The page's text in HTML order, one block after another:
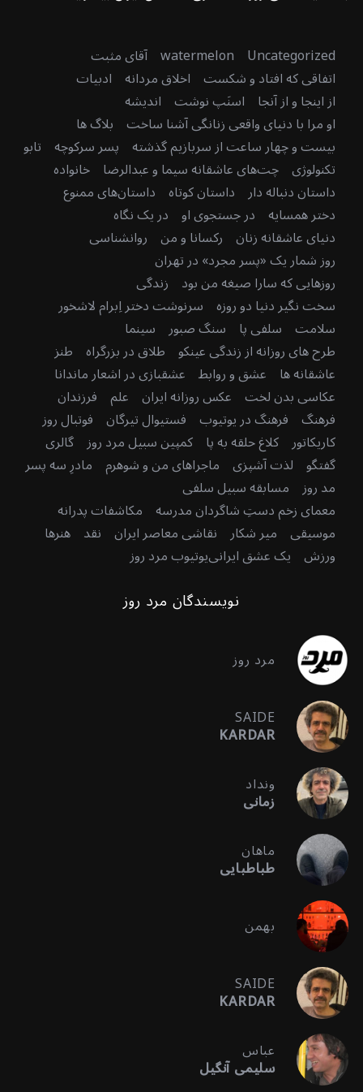
Uncategorized
watermelon آقای مثبت
اتفاقی که افتاد و شکست اخلاق مردانه ادبیات
از اینجا و از آنجا اسنَپ نوشت اندیشه
او مرا با دنیای واقعی زنانگی آشنا ساخت بلاگ ها
بیست و چهار ساعت از سربازیم گذشته پسر سرکوچه تابو
تکنولوژی چت‌های عاشقانه سیما و عبدالرضا خانواده
داستان دنباله دار داستان کوتاه داستان‌های ممنوع
دختر همسایه در جستجوی او در یک نگاه
دنیای عاشقانه زنان رکسانا و من روانشناسی
روز شمار یک «پسر مجرد» در تهران
روزهایی که سارا صیغه من بود زندگی
سخت نگیر دنیا دو روزه سرنوشت دختر اِبرام لاشخور
سلامت سلفی پا سنگ صبور سینما
طرح های روزانه از زندگی عینکو طلاق در بزرگراه طنز
عاشقانه ها عشق و روابط عشقبازی در اشعار ماندانا
عکاسی بدن لخت عکس روزانه ایران علم فرزندان
فرهنگ فرهنگ در یوتیوب فستیوال تیرگان فوتبال روز
کاریکاتور کلاغ حلقه به پا کمپین سبیل مرد روز گالری
گفتگو لذت آشپزی ماجراهای من و شوهرم مادرِ سه پسر
مد روز مسابقه سبیل سلفی
معمای زخم دستِ شاگردان مدرسه مکاشفات پدرانه
موسیقی میر شکار نقاشی معاصر ایران نقد هنرها
ورزش یک عشق ایرانییوتیوب مرد روز
نویسندگان مرد روز
مرد روز
SAIDE
KARDAR
ونداد
زمانی
ماهان
طباطبایی
بهمن
SAIDE
KARDAR
عباس
سلیمی آنگیل